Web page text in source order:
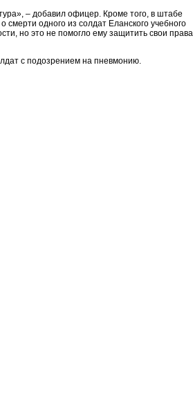
– добавил офицер. Кроме того, в штабе
одного из солдат Еланского учебного
но это не помогло ему защитить свои права
с подозрением на пневмонию.